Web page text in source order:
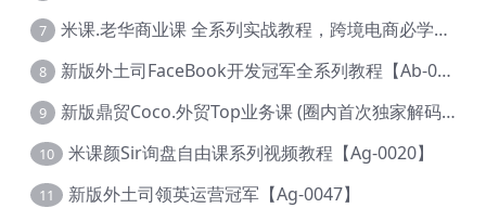
7 米课.老华商业课 全系列实战教程，跨境电商必学，价值16900元【Ag-0053】
8 新版外土司FaceBook开发冠军全系列教程【Ab-0021】
9 新版鼎贸Coco.外贸Top业务课 (圈内首次独家解码|460节课)【Ag-0091】
10 米课颜Sir询盘自由课系列视频教程【Ag-0020】
11 新版外土司领英运营冠军【Ag-0047】